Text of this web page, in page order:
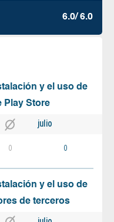
6.0/ 6.0
y el uso de
Play Store
julio
0 0
y el uso de
de terceros